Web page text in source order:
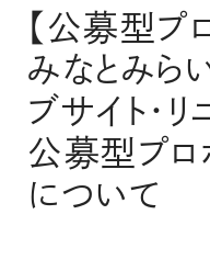
【公募型プ
みなとみら
ブサイト・
公募型プ
について